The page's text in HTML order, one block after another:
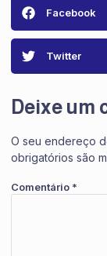
Facebook
Twitter
Deixe um
O seu endereço
obrigatórios são
Comentário *